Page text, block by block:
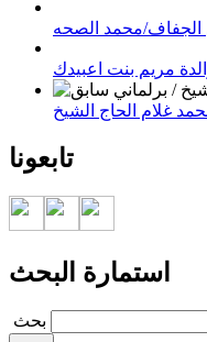
الجفاف/محمد الصحه
مريم بنت اعبيدك
غلام الحاج الشيخ
تابعونا
استمارة البحث
‏بحث ‏